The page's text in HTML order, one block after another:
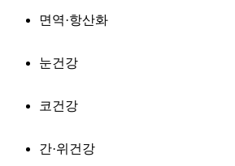
면역·항산화
눈건강
코건강
간·위건강